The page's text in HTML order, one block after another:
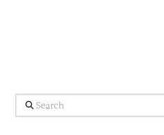
Search